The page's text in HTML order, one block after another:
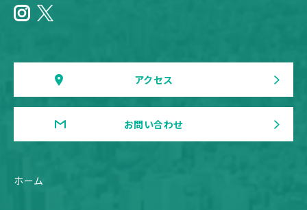
アクセス
お問い合わせ
ホーム